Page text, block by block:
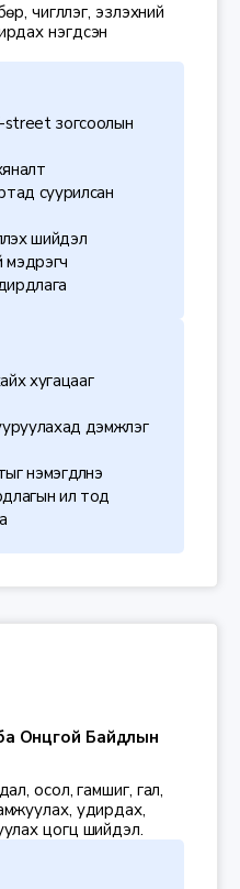
эзлэхүүний
нэгдсэн
зогсоолын
суурилсан
шийдэл
мэдрэгч
хугацааг
дэмжлэг
нэмэгдүүлнэ
ил тод
Онцгой Байдлын
осол, гамшиг, гал,
удирдах,
цогц шийдэл.